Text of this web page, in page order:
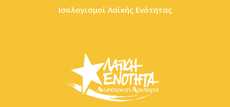
Ισολογισμοί Λαϊκής Ενότητας